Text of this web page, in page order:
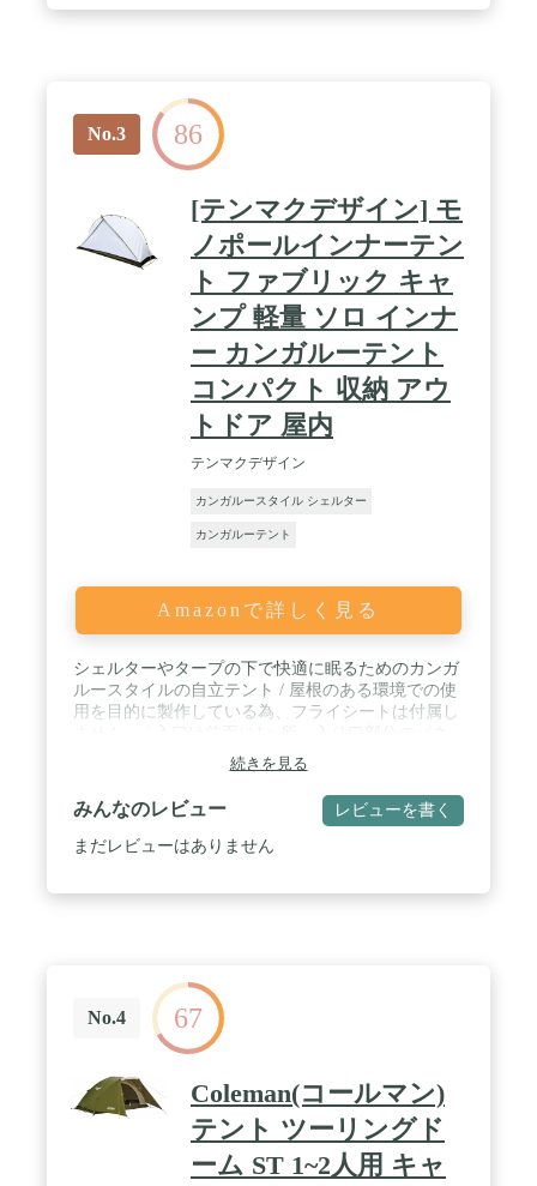
ウンド : ポリエステル ・ポール : グラスファイバー
特記事項 ・テント本体×1 ・テントポール×2 ・専用
収納バッグ×1 ・取扱説明書(日本語) ※商品は、モ
ニターによって色合いが異なって見える場合があり
ます。 ※仕様・デザインは改良のため予告なく変更
することがあります。 / [こんな商品をお探しの方
に] アウトドア アウトドア用品 キャンプ キャンプ
用品 キャンプ道具 Fieldoor フィールドア おしゃれ
かんたん 初心者 ビギナー 道具 プライバシー 着替
え 休憩 防災 災害時 避難 防災用品 アウトドアグッ
ズ フィールドギア アクセサリー レジャー 山 海 ビ
ーチ 公園 フェス 屋外イベント バーベキュー BBQ
運動会 クラブ活動 部活動 お花見 キャンピング グ
ランピング テント キャンプテント ファミリーテン
ト ビーチテント 簡易 簡易テント ドームテント ド
ーム型テント 簡単テント 自立型 軽量 コンパクト
No.3 86
[テンマクデザイン] モ
ノポールインナーテン
ト ファブリック キャ
ンプ 軽量 ソロ インナ
ー カンガルーテント
コンパクト 収納 アウ
トドア 屋内
テンマクデザイン
カンガルースタイル シェルター
カンガルーテント
Amazonで詳しく見る
シェルターやタープの下で快適に眠るためのカンガ
ルースタイルの自立テント / 屋根のある環境での使
用を目的に製作している為、フライシートは付属し
ルのみメッシュにすることも可能です。 / サイズ：(
約 )使用時 210cm×70cm×( H )97cm 収納時
Φ11×51cm / 重量（約）：1.28kg / 素材：[ウォー
ル]68Dポリエステル/ポリエステルメッシュ [ボト
ム]68D ポリエステルタフタ ( PUコーティング、シ
続きを見る
みんなのレビュー レビューを書く
まだレビューはありません
No.4 67
Coleman(コールマン)
テント ツーリングド
ーム ST 1~2人用 キャ